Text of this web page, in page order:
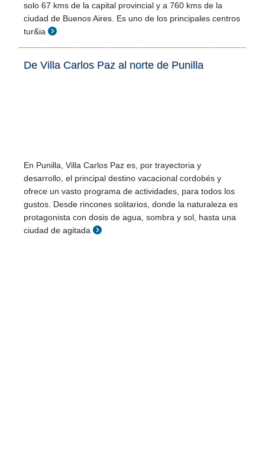
solo 67 kms de la capital provincial y a 760 kms de la
ciudad de Buenos Aires. Es uno de los principales centros
tur&ia
De Villa Carlos Paz al norte de Punilla
En Punilla, Villa Carlos Paz es, por trayectoria y
desarrollo, el principal destino vacacional cordobés y
ofrece un vasto programa de actividades, para todos los
gustos. Desde rincones solitarios, donde la naturaleza es
protagonista con dosis de agua, sombra y sol, hasta una
ciudad de agitada